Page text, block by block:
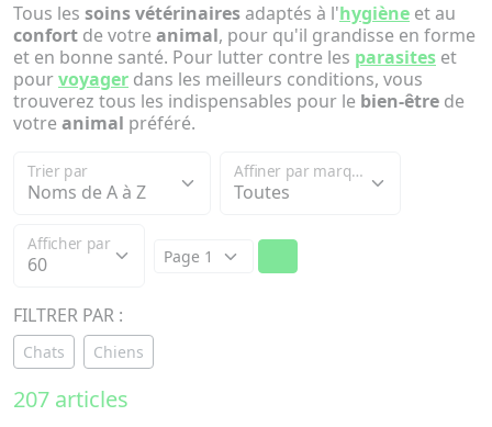
Tous les soins vétérinaires adaptés à l'hygiène et au
confort de votre animal, pour qu'il grandisse en forme
et en bonne santé. Pour lutter contre les parasites et
pourvoyager dans les meilleurs conditions, vous
trouverez tous les indispensables pour le bien-être de
votre animal préféré.
Trier par Affiner par marque
Afficher par
FILTRER PAR :
Chats Chiens
207 articles